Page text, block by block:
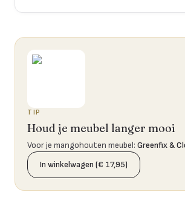
TIP
Houd je meubel langer mooi
Voor je mangohouten meubel: Greenfix &
In winkelwagen (€ 17,95)